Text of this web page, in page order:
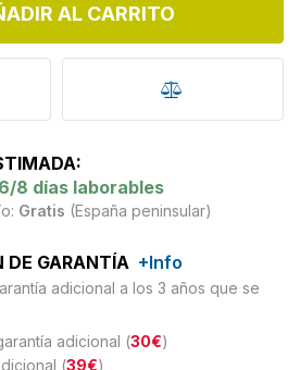
AL CARRITO
8 días laborables
Gratis (España peninsular)
DE GARANTÍA +Info
adicional a los 3 años que se
adicional (30€)
(39€)